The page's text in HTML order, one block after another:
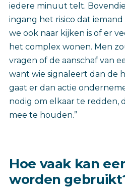
iedere minuut telt.
ingang het risico dat iemand
we ook naar kijken is of er
het complex wonen. Men
vragen of de aanschaf van
want wie signaleert dan de
gaat er dan actie
nodig om elkaar te redden,
mee te houden.”
Hoe vaak kan
worden